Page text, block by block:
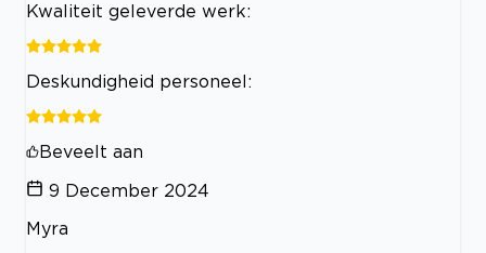
Kwaliteit geleverde werk:
Deskundigheid personeel:
Beveelt aan
9 December 2024
Myra